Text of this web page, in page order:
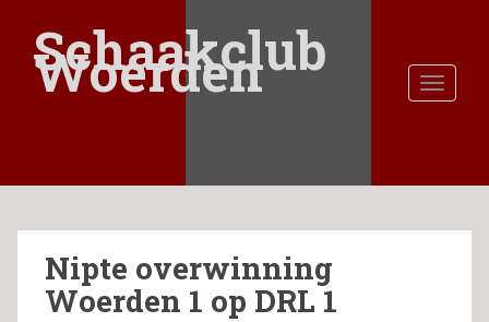
a
Schaakclub
Woerden
Nipte overwinning
Woerden 1 op DRL 1